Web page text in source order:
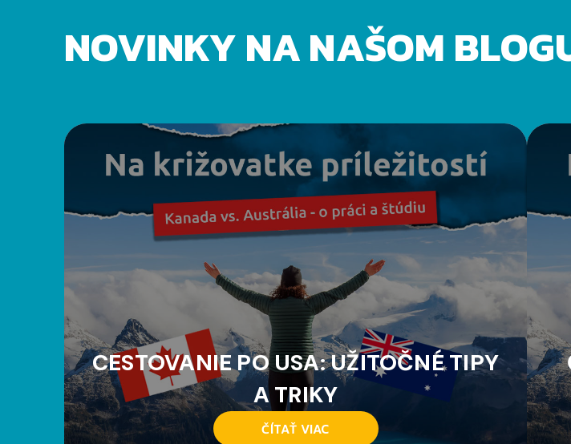
NOVINKY NA NAŠOM
CESTOVANIE PO USA: UŽITOČNÉ TIPY
A TRIKY
ČÍTAŤ VIAC